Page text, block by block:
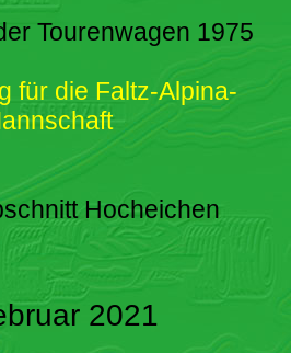
Tourenwagen 1975
für die Faltz-Alpina-
Hocheichen
2021